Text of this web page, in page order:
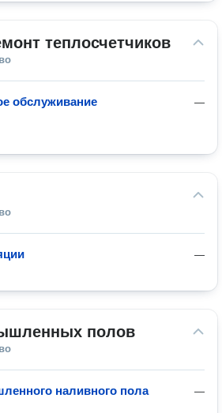
теплосчетчиков
—
обслуживание
—
полов
—
наливного пола